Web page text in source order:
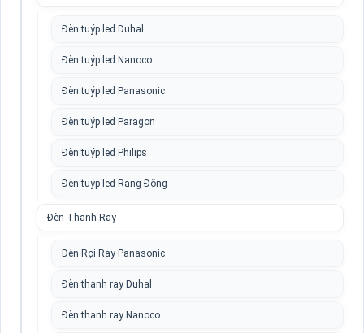
Đèn tuýp led Duhal
Đèn tuýp led Nanoco
Đèn tuýp led Panasonic
Đèn tuýp led Paragon
Đèn tuýp led Philips
Đèn tuýp led Rạng Đông
Đèn Thanh Ray
Đèn Rọi Ray Panasonic
Đèn thanh ray Duhal
Đèn thanh ray Nanoco